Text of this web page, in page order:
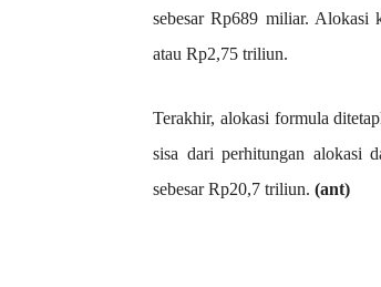
sebesar Rp689 miliar. Alokasi
atau Rp2,75 triliun.
Terakhir, alokasi formula
sisa dari perhitungan alokasi
sebesar Rp20,7 triliun. (ant)